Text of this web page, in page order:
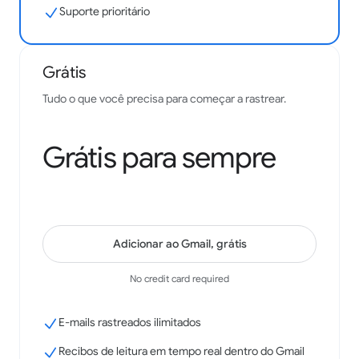
Google Workspace Marketplace
Josh Gill
Grátis
Tudo o que você precisa para começar a rastrear.
Grátis para sempre
Adicionar ao Gmail, grátis
No credit card required
E-mails rastreados ilimitados
Recibos de leitura em tempo real dentro do Gmail
Suporte prioritário